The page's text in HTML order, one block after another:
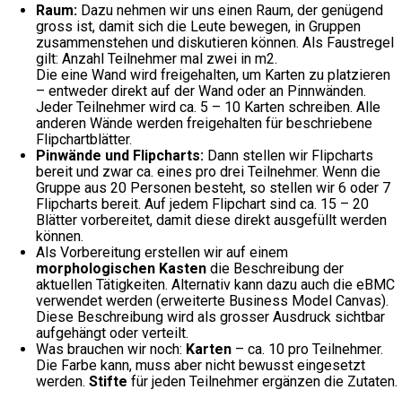
Raum: Dazu nehmen wir uns einen Raum, der genügend
gross ist, damit sich die Leute bewegen, in Gruppen
zusammenstehen und diskutieren können. Als Faustregel
gilt: Anzahl Teilnehmer mal zwei in m2.
Die eine Wand wird freigehalten, um Karten zu platzieren
– entweder direkt auf der Wand oder an Pinnwänden.
Jeder Teilnehmer wird ca. 5 – 10 Karten schreiben. Alle
anderen Wände werden freigehalten für beschriebene
Flipchartblätter.
Pinwände und Flipcharts: Dann stellen wir Flipcharts
bereit und zwar ca. eines pro drei Teilnehmer. Wenn die
Gruppe aus 20 Personen besteht, so stellen wir 6 oder 7
Flipcharts bereit. Auf jedem Flipchart sind ca. 15 – 20
Blätter vorbereitet, damit diese direkt ausgefüllt werden
können.
Als Vorbereitung erstellen wir auf einem
morphologischen Kasten die Beschreibung der
aktuellen Tätigkeiten. Alternativ kann dazu auch die eBMC
verwendet werden (erweiterte Business Model Canvas).
Diese Beschreibung wird als grosser Ausdruck sichtbar
aufgehängt oder verteilt.
Was brauchen wir noch: Karten – ca. 10 pro Teilnehmer.
Die Farbe kann, muss aber nicht bewusst eingesetzt
werden. Stifte für jeden Teilnehmer ergänzen die Zutaten.